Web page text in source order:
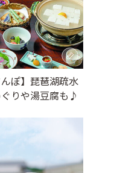
ぽ】琵琶湖疏水
りや湯豆腐も♪